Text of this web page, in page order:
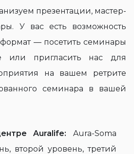
презентации, мастер-
У вас есть возможность
— посетить семинары
или пригласить нас для
на вашем ретрите
семинара в вашей
Auralife: Aura-Soma
второй уровень, третий